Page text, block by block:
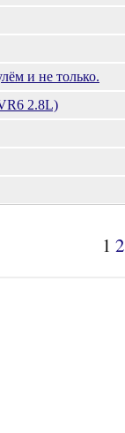
и не только.
2.8L)
1 2